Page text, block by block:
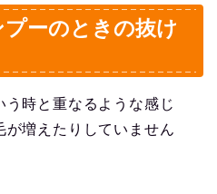
ーのときの抜け
う時と重なるような感じ
が増えたりしていません